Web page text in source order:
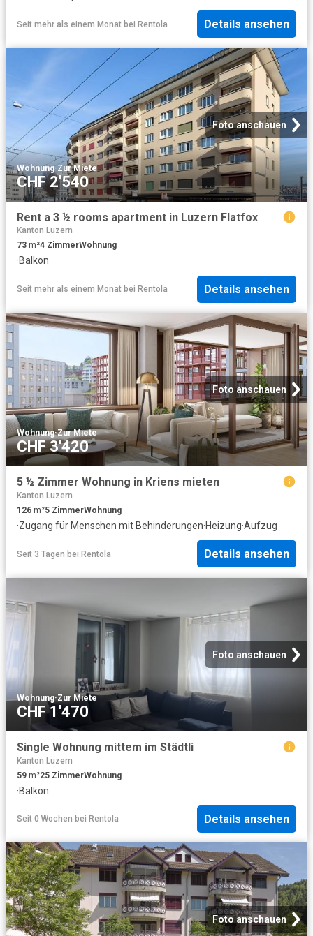
Seit mehr als einem Monat bei Rentola Details ansehen
Foto anschauen
Wohnung·Zur Miete
CHF 2'540
Rent a 3 ½ rooms apartment in Luzern Flatfox
Kanton Luzern
73 m²4 ZimmerWohnung
·Balkon
Seit mehr als einem Monat bei Rentola Details ansehen
Foto anschauen
Wohnung·Zur Miete
CHF 3'420
5 ½ Zimmer Wohnung in Kriens mieten
Kanton Luzern
126 m²5 ZimmerWohnung
·Zugang für Menschen mit Behinderungen·Heizung·Aufzug
Seit 3 Tagen bei Rentola Details ansehen
Foto anschauen
Wohnung·Zur Miete
CHF 1'470
Single Wohnung mittem im Städtli
Kanton Luzern
59 m²25 ZimmerWohnung
·Balkon
Seit 0 Wochen bei Rentola Details ansehen
Foto anschauen